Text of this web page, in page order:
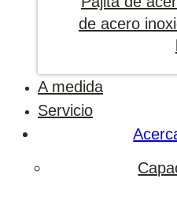
de acero
A medida
Servicio